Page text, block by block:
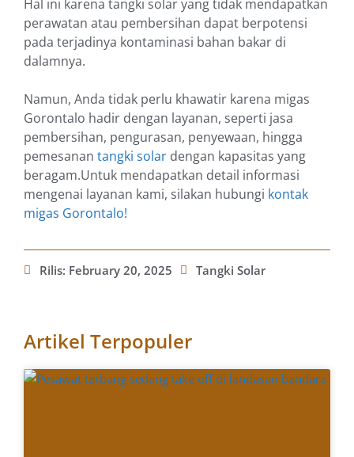
Hal ini karena tangki solar yang tidak mendapatkan
perawatan atau pembersihan dapat berpotensi
pada terjadinya kontaminasi bahan bakar di
dalamnya.
Namun, Anda tidak perlu khawatir karena migas
Gorontalo hadir dengan layanan, seperti jasa
pembersihan, pengurasan, penyewaan, hingga
pemesanan tangki solar dengan kapasitas yang
beragam.Untuk mendapatkan detail informasi
mengenai layanan kami, silakan hubungi kontak
migas Gorontalo!
Rilis: February 20, 2025 Tangki Solar
Artikel Terpopuler